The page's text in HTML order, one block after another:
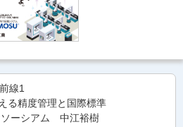
線1
る精度管理と国際標準
ソーシアム 中江裕樹